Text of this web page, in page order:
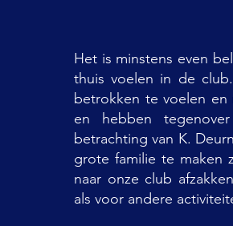
Het is minstens even
thuis voelen in de
betrokken te voelen
en hebben
betrachting van K.
grote familie te maken
naar onze club
als voor andere